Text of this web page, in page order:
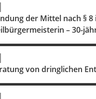
der Mittel nach §
– 30-
von dringlichen